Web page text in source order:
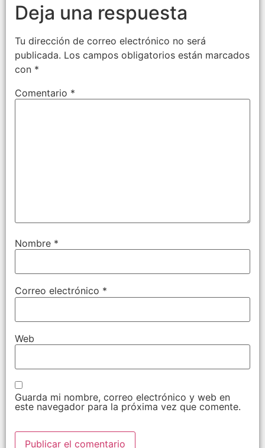
Deja una respuesta
Tu dirección de correo electrónico no será
publicada. Los campos obligatorios están marcados
con *
Comentario *
Nombre *
Correo electrónico *
Web
Guarda mi nombre, correo electrónico y web en
este navegador para la próxima vez que comente.